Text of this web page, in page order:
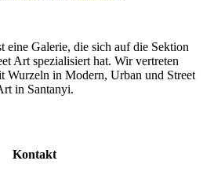
Galerie, die sich auf die Sektion
Art spezialisiert hat. Wir vertreten
Wurzeln in Modern, Urban und Street
in Santanyi.
Kontakt